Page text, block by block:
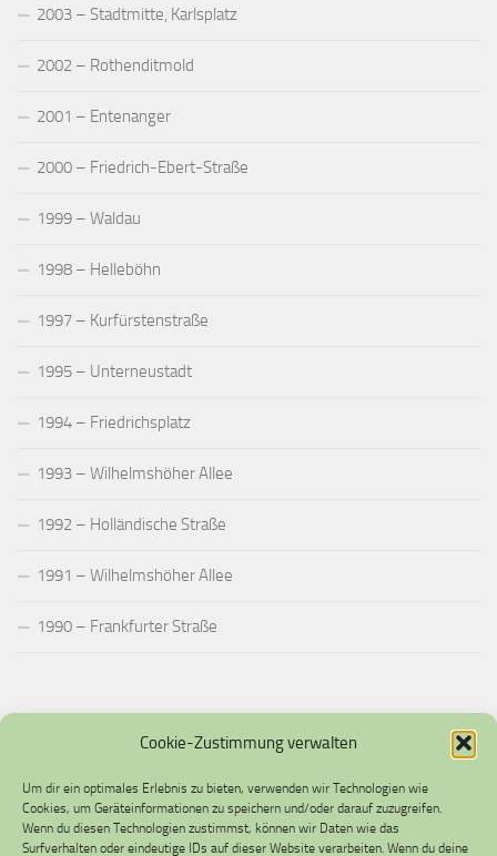
Cookie-Zustimmung verwalten
Um dir ein optimales Erlebnis zu bieten, verwenden wir Technologien wie
Cookies, um Geräteinformationen zu speichern und/oder darauf zuzugreifen.
Wenn du diesen Technologien zustimmst, können wir Daten wie das
Surfverhalten oder eindeutige IDs auf dieser Website verarbeiten. Wenn du deine
2003 – Stadtmitte, Karlsplatz
2002 – Rothenditmold
2001 – Entenanger
2000 – Friedrich-Ebert-Straße
1999 – Waldau
1998 – Helleböhn
1997 – Kurfürstenstraße
1995 – Unterneustadt
1994 – Friedrichsplatz
1993 – Wilhelmshöher Allee
1992 – Holländische Straße
1991 – Wilhelmshöher Allee
1990 – Frankfurter Straße
Datenschutzerklärung